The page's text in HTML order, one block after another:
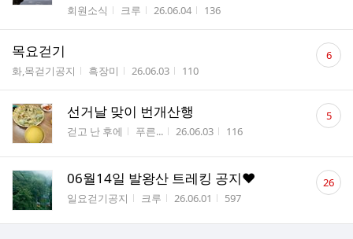
게시판명
회원소식 작성자
크루 작성시간
26.06.04 조회수
136
목요걷기
게시판명
화,목걷기공지 작성자
흑장미 작성시간
26.06.03 조회수
110
댓
글 6
선거날 맞이 번개산행
게시판명
걷고 난 후에 작성자
푸른... 작성시간
26.06.03 조회수
116
댓
글 5
06월14일 발왕산 트레킹 공지❤️
게시판명
일요걷기공지 작성자
크루 작성시간
26.06.01 조회수
597
댓
글26